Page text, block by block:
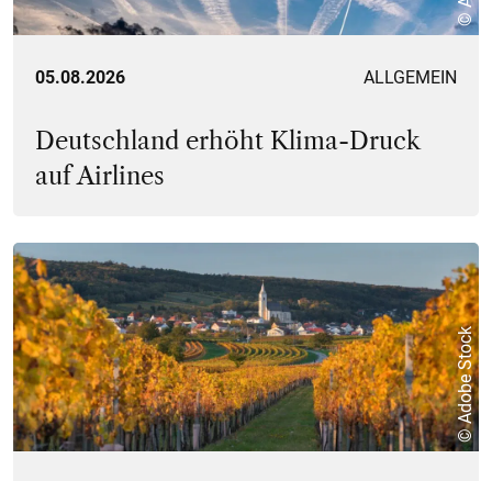
05.08.2026 ALLGEMEIN
Deutschland erhöht Klima-Druck
auf Airlines
© Adobe Stock